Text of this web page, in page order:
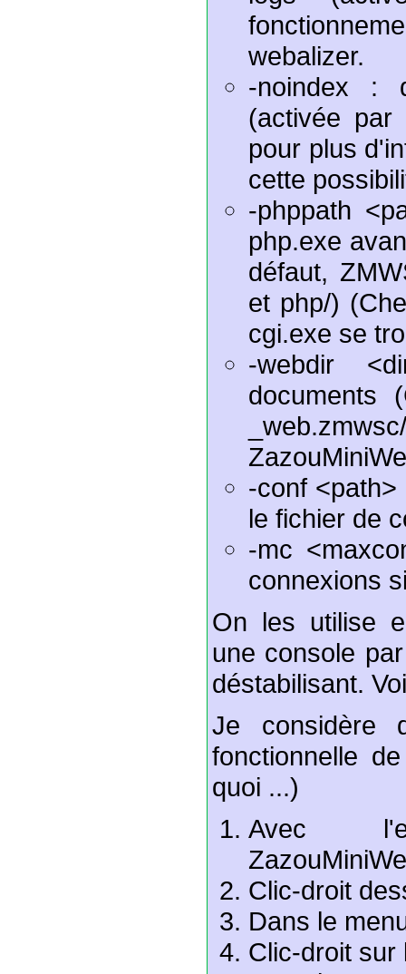
webalizer.
-noindex :
(activée
pour plus
cette
-phppath
php.exe
défaut,
et php/)
cgi.exe se
-webdir
documents
-conf
le fichier de
-mc
connexions
On les utilise
une console
déstabilisant.
Je considère
fonctionnelle
quoi ...)
Avec
Clic-droit
Dans le
Clic-droit sur